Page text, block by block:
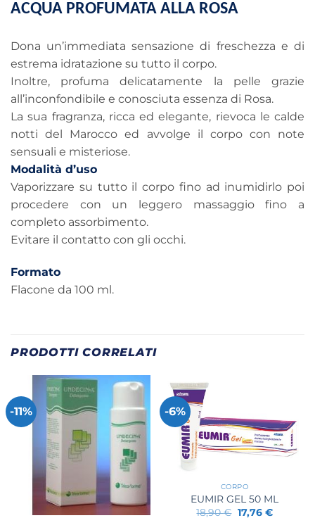
ACQUA PROFUMATA ALLA ROSA
Dona un’immediata sensazione di freschezza e di
estrema idratazione su tutto il corpo.
Inoltre, profuma delicatamente la pelle grazie
all’inconfondibile e conosciuta essenza di Rosa.
La sua fragranza, ricca ed elegante, rievoca le calde
notti del Marocco ed avvolge il corpo con note
sensuali e misteriose.
Modalità d’uso
Vaporizzare su tutto il corpo fino ad inumidirlo poi
procedere con un leggero massaggio fino a
completo assorbimento.
Evitare il contatto con gli occhi.
Formato
Flacone da 100 ml.
PRODOTTI CORRELATI
-11% -6%
CORPO
EUMIR GEL 50 ML
18,90€ Il
17,76 €Il